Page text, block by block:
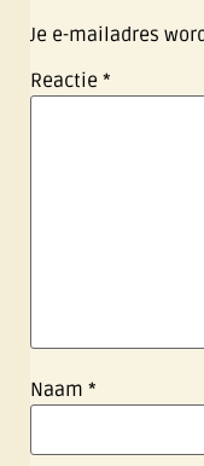
Je e-mailadres
Reactie *
Naam *